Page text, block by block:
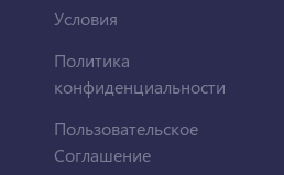
Условия
Политика
конфиденциальности
Пользовательское
Соглашение